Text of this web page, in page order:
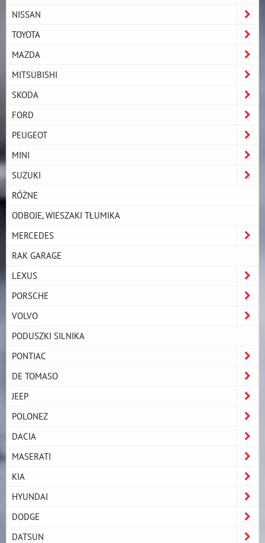
NISSAN
TOYOTA
MAZDA
MITSUBISHI
SKODA
FORD
PEUGEOT
MINI
SUZUKI
RÓŻNE
ODBOJE, WIESZAKI TŁUMIKA
MERCEDES
RAK GARAGE
LEXUS
PORSCHE
VOLVO
PODUSZKI SILNIKA
PONTIAC
DE TOMASO
JEEP
POLONEZ
DACIA
MASERATI
KIA
HYUNDAI
DODGE
DATSUN